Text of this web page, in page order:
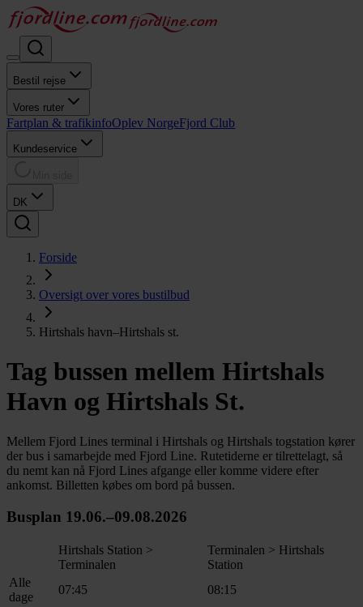
Bestil rejse
Vores ruter
Fartplan & trafikinfoOplev NorgeFjord Club
Kundeservice
DK
Forside
Oversigt over vores bustilbud
Hirtshals havn–Hirtshals st.
Tag bussen mellem Hirtshals
Havn og Hirtshals St.
Mellem Fjord Lines terminal i Hirtshals og Hirtshals togstation kører
der bus i samarbejde med Fjord Line. Rutetiderne er tilrettelagt, så
du nemt kan nå Fjord Lines afgange eller komme videre efter
ankomst. Billetten købes om bord på bussen.
Busplan 19.06.–09.08.2026
Hirtshals Station >
Terminalen
Terminalen > Hirtshals
Station
Alle
dage
07:45
08:15